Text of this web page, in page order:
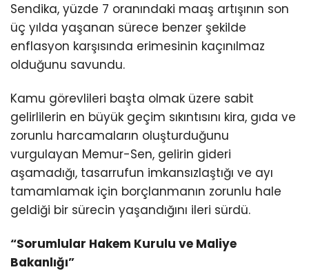
Sendika, yüzde 7 oranındaki maaş artışının son
üç yılda yaşanan sürece benzer şekilde
enflasyon karşısında erimesinin kaçınılmaz
olduğunu savundu.
Kamu görevlileri başta olmak üzere sabit
gelirlilerin en büyük geçim sıkıntısını kira, gıda ve
zorunlu harcamaların oluşturduğunu
vurgulayan Memur-Sen, gelirin gideri
aşamadığı, tasarrufun imkansızlaştığı ve ayı
tamamlamak için borçlanmanın zorunlu hale
geldiği bir sürecin yaşandığını ileri sürdü.
“Sorumlular Hakem Kurulu ve Maliye
Bakanlığı”